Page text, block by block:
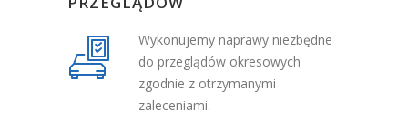
Wykonujemy naprawy niezbędne
do przeglądów okresowych
zgodnie z otrzymanymi
zaleceniami.